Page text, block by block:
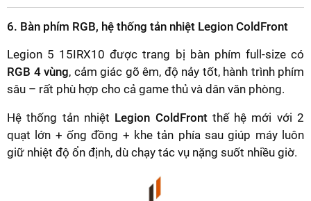
6. Bàn phím RGB, hệ thống tản nhiệt Legion ColdFront
Legion 5 15IRX10 được trang bị bàn phím full-size có
RGB 4 vùng, cảm giác gõ êm, độ nảy tốt, hành trình phím
sâu – rất phù hợp cho cả game thủ và dân văn phòng.
Hệ thống tản nhiệt Legion ColdFrontthế hệ mới với 2
quạt lớn + ống đồng + khe tản phía sau giúp máy luôn
giữ nhiệt độ ổn định, dù chạy tác vụ nặng suốt nhiều giờ.